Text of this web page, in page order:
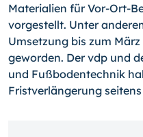
Materialien für Vor-Ort-
vorgestellt. Unter
Umsetzung bis zum
geworden. Der vdp und
und Fußbodentechnik
Fristverlängerung